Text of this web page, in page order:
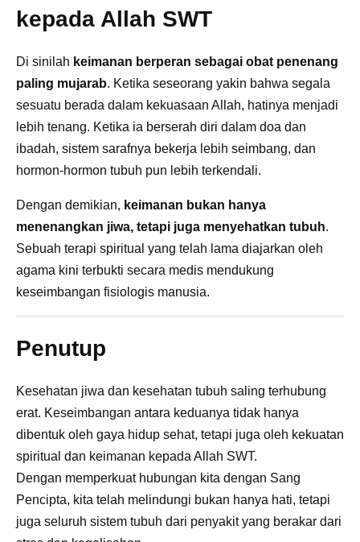
kepada Allah SWT
Di sinilah keimanan berperan sebagai obat penenang
paling mujarab. Ketika seseorang yakin bahwa segala
sesuatu berada dalam kekuasaan Allah, hatinya menjadi
lebih tenang. Ketika ia berserah diri dalam doa dan
ibadah, sistem sarafnya bekerja lebih seimbang, dan
hormon-hormon tubuh pun lebih terkendali.
Dengan demikian, keimanan bukan hanya
menenangkan jiwa, tetapi juga menyehatkan tubuh.
Sebuah terapi spiritual yang telah lama diajarkan oleh
agama kini terbukti secara medis mendukung
keseimbangan fisiologis manusia.
Penutup
Kesehatan jiwa dan kesehatan tubuh saling terhubung
erat. Keseimbangan antara keduanya tidak hanya
dibentuk oleh gaya hidup sehat, tetapi juga oleh kekuatan
spiritual dan keimanan kepada Allah SWT.
Dengan memperkuat hubungan kita dengan Sang
Pencipta, kita telah melindungi bukan hanya hati, tetapi
juga seluruh sistem tubuh dari penyakit yang berakar dari